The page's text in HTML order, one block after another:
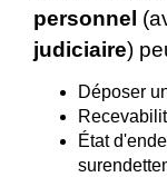
personnel
judiciaire)
Déposer
État